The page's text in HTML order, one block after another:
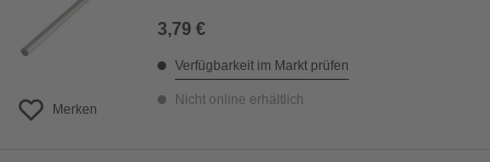
Merken
3,79 €
Verfügbarkeit im Markt prüfen
Nicht online erhältlich